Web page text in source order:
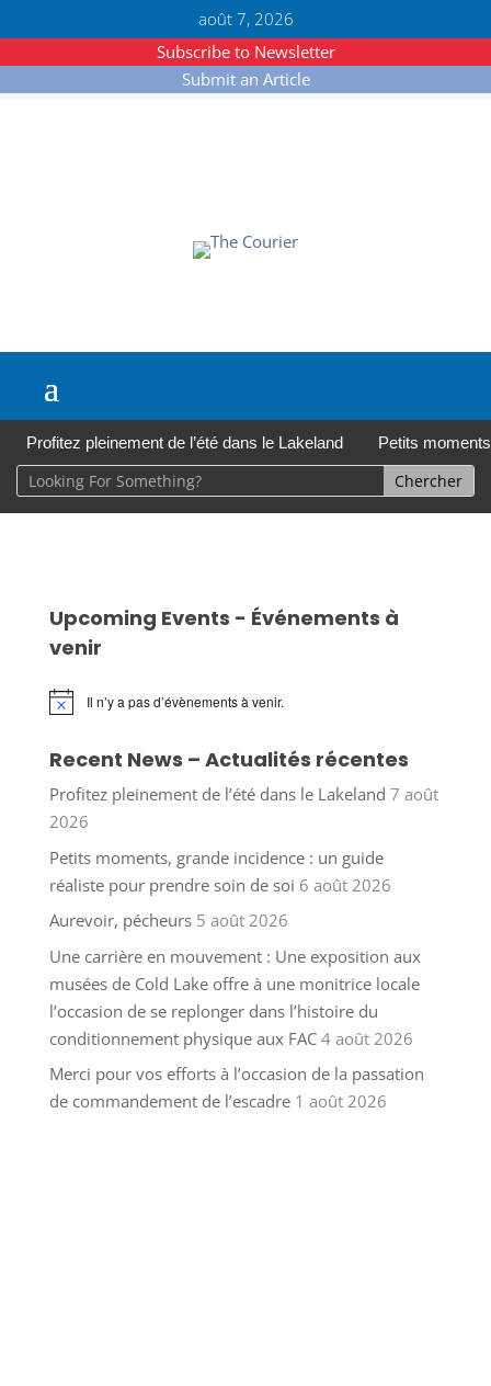
août 7, 2026
Subscribe to Newsletter
Submit an Article
Profitez pleinement de l’été dans le Lakeland Petits
Upcoming Events - Événements à
venir
Notice Il n’y a pas d’évènements à venir.
Recent News – Actualités récentes
Profitez pleinement de l’été dans le Lakeland 7 août
2026
Petits moments, grande incidence : un guide
réaliste pour prendre soin de soi 6 août 2026
Aurevoir, pécheurs 5 août 2026
Une carrière en mouvement : Une exposition aux
musées de Cold Lake offre à une monitrice locale
l’occasion de se replonger dans l’histoire du
conditionnement physique aux FAC 4 août 2026
Merci pour vos efforts à l’occasion de la passation
de commandement de l’escadre 1 août 2026